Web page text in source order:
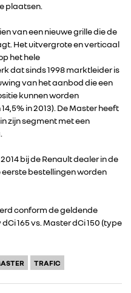
plaatsen.
van een nieuwe grille die de
Het uitvergrote en verticaal
het hele
dat sinds 1998 marktleider is
van het aanbod die een
kunnen worden
in 2013). De Master heeft
zijn segment met een
bij de Renault dealer in de
eerste bestellingen worden
conform de geldende
165 vs. Master dCi 150 (type
TRAFIC